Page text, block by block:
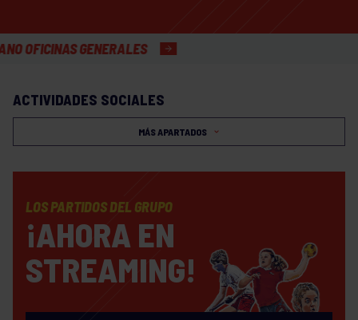
GENERALES
ACTIVIDADES SOCIALES
MÁS APARTADOS
LOS PARTIDOS DEL GRUPO
¡AHORA EN
STREAMING!